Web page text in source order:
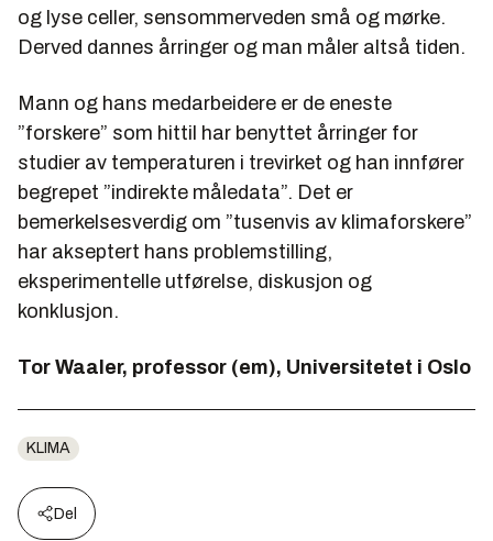
og lyse celler, sensommerveden små og mørke.
Derved dannes årringer og man måler altså tiden.
Mann og hans medarbeidere er de eneste
”forskere” som hittil har benyttet årringer for
studier av temperaturen i trevirket og han innfører
begrepet ”indirekte måledata”. Det er
bemerkelsesverdig om ”tusenvis av klimaforskere”
har akseptert hans problemstilling,
eksperimentelle utførelse, diskusjon og
konklusjon.
Tor Waaler, professor (em), Universitetet i Oslo
KLIMA
Del